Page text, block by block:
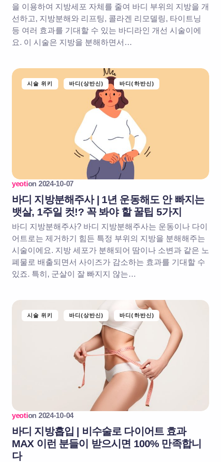
을 이용하여 지방세포 자체를 줄여 바디 부위의 지방을 개
선하고, 지방분해와 리프팅, 콜라겐 리모델링, 타이트닝
등 여러 효과를 기대할 수 있는 바디라인 개선 시술이에
요. 이 시술은 지방을 분해하면서…
시술 위키 바디(상반신) 바디(하반신)
yeotion 2024-10-07
바디 지방분해주사 | 1년 운동해도 안 빠지는
뱃살, 1주일 컷!? 꼭 봐야 할 꿀팁 5가지
바디 지방분해주사? 바디 지방분해주사는 운동이나 다이
어트로는 제거하기 힘든 특정 부위의 지방을 분해해주는
시술이에요. 지방 세포가 분해되어 땀이나 소변과 같은 노
폐물로 배출되면서 사이즈가 감소하는 효과를 기대할 수
있죠. 특히, 군살이 잘 빠지지 않는…
시술 위키 바디(상반신) 바디(하반신)
yeotion 2024-10-04
바디 지방흡입 | 비수술로 다이어트 효과
MAX 이런 분들이 받으시면 100% 만족합니
다